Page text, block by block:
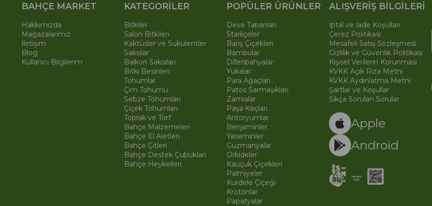
BAHÇE MARKET
Hakkımızda
Mağazalarımız
İletişim
Blog
Kullanıcı Bilgilerim
KATEGORİLER
Bitkiler
Salon Bitkileri
Kaktüsler ve Sukulentler
Saksılar
Balkon Saksıları
Bitki Besinleri
Tohumlar
Çim Tohumu
Sebze Tohumları
Çiçek Tohumları
Toprak ve Torf
Bahçe Malzemeleri
Bahçe El Aletleri
Bahçe Çitleri
Bahçe Destek Çubukları
Bahçe Heykelleri
POPÜLER ÜRÜNLER
Deve Tabanları
Starliçeler
Barış Çiçekleri
Bambular
Difenbahyalar
Yukalar
Para Ağaçları
Patos Sarmaşıkları
Zamialar
Paşa Kılıçları
Antoryumlar
Benjaminler
Yaseminler
Guzmanyalar
Orkideler
Kauçuk Çiçekleri
Palmiyeler
Kurdele Çiçeği
Krotonlar
Papatyalar
ALIŞVERİŞ BİLGİLERİ
İptal ve İade Koşulları
Çerez Politikası
Mesafeli Satış Sözleşmesi
Gizlilik ve Güvenlik Politikası
Kişisel Verilerin Korunması
KVKK Açık Rıza Metni
KVKK Aydınlatma Metni
Şartlar ve Koşullar
Sıkça Sorulan Sorular
Apple
Android